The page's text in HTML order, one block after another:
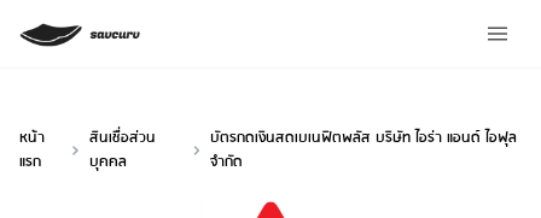
หน้า
แรก
สินเชื่อส่วน
บุคคล
บัตรกดเงินสดเบเนฟิตพลัส บริษัท ไอร่า แอนด์ ไอฟุล
จำกัด